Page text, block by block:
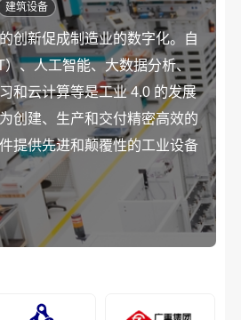
建筑设备
创新促成制造业的数字化。自
）、人工智能、大数据分析、
和云计算等是工业 4.0 的发展
创建、生产和交付精密高效的
提供先进和颠覆性的工业设备